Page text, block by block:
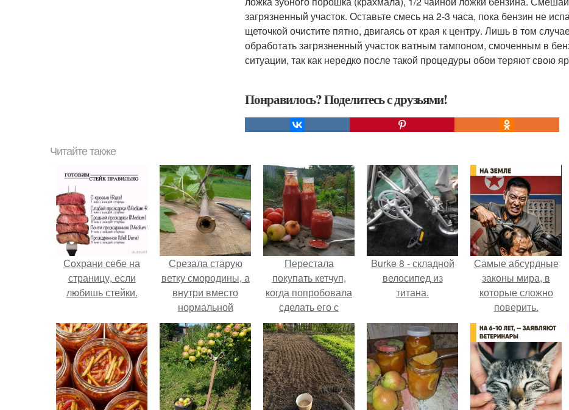
загрязненный участок. Оставьте смесь на 2-3 часа, пока бензин не
щеточкой очистите пятно, двигаясь от края к центру. Лишь в том
обработать загрязненный участок ватным тампоном, смоченным в
ситуации, так как нередко после такой процедуры обои теряют свою
Понравилось? Поделитесь с друзьями!
Читайте также
Сохрани себе на
страницу, если
любишь стейки.
Срезала старую
ветку смородины, а
внутри вместо
нормальной
светлой
сердцевины
оказалась чёрная
пустота.
Перестала
покупать кетчуп,
когда попробовала
сделать его с
яблоками.
Burke 8 - складной
велосипед из
титана.
Самые абсурдные
законы мира, в
которые сложно
поверить.